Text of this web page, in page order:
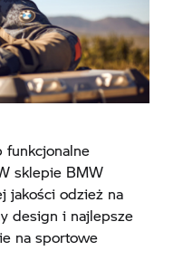
funkcjonalne
sklepie BMW
jakości odzież na
design i najlepsze
na sportowe